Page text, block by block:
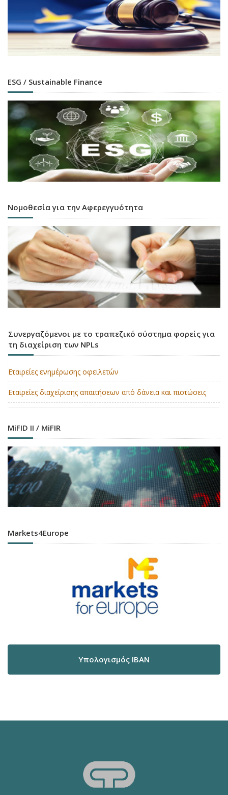
ESG / Sustainable Finance
Νομοθεσία για την Αφερεγγυότητα
Συνεργαζόμενοι με το τραπεζικό σύστημα φορείς για
τη διαχείριση των NPLs
Εταιρείες ενημέρωσης οφειλετών
Εταιρείες διαχείρισης απαιτήσεων από δάνεια και πιστώσεις
MiFID II / MiFIR
Markets4Europe
Υπολογισμός IBAN